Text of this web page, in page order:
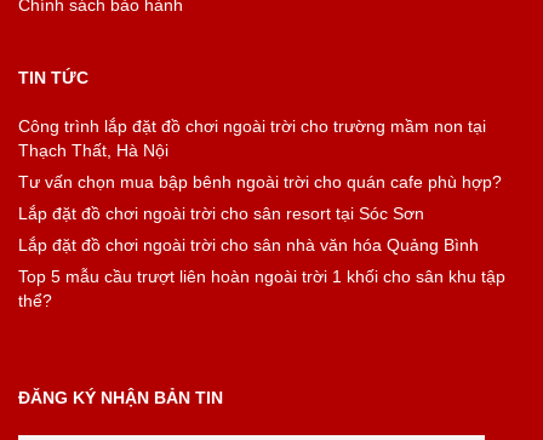
Chính sách bảo hành
TIN TỨC
Công trình lắp đặt đồ chơi ngoài trời cho trường mầm non tại
Thạch Thất, Hà Nội
Tư vấn chọn mua bập bênh ngoài trời cho quán cafe phù hợp?
Lắp đặt đồ chơi ngoài trời cho sân resort tại Sóc Sơn
Lắp đặt đồ chơi ngoài trời cho sân nhà văn hóa Quảng Bình
Top 5 mẫu cầu trượt liên hoàn ngoài trời 1 khối cho sân khu tập
thể?
ĐĂNG KÝ NHẬN BẢN TIN